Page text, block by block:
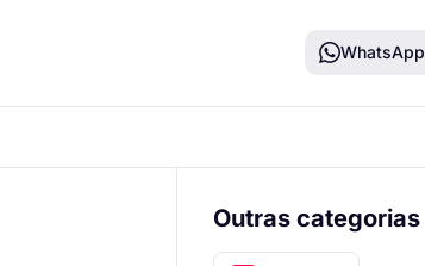
WhatsApp
Outras categorias